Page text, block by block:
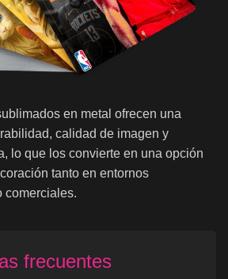
en metal ofrecen una
calidad de imagen y
lo que los convierte en una opción
tanto en entornos
comerciales.
frecuentes